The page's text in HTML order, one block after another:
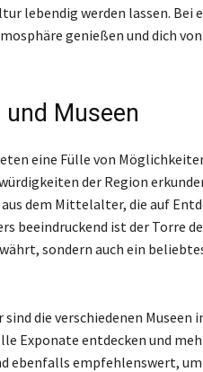
lebendig werden lassen. Bei
genießen und dich
Museen
eine Fülle von
der Region
dem Mittelalter, die auf
beeindruckend ist der Torre
sondern auch ein
die verschiedenen Museen
Exponate entdecken und
ebenfalls empfehlenswert,